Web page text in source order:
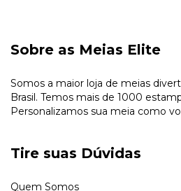
Sobre as Meias Elite
Somos a maior loja de meias
Brasil. Temos mais de 1000
Personalizamos sua meia como
Tire suas Dúvidas
Quem Somos